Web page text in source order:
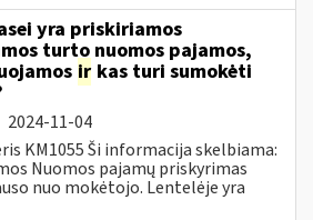
yra priskiriamos
turto nuomos pajamos,
ir kas turi sumokėti
2024-11-04
KM1055 Ši informacija skelbiama:
Nuomos pajamų priskyrimas
nuo mokėtojo. Lentelėje yra